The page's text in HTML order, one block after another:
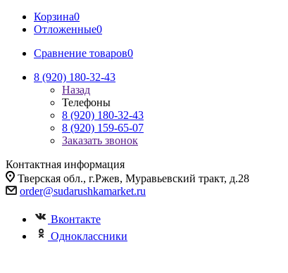
Корзина0
Отложенные0
Сравнение товаров0
8 (920) 180-32-43
Назад
Телефоны
8 (920) 180-32-43
8 (920) 159-65-07
Заказать звонок
Контактная информация
Тверская обл., г.Ржев, Муравьевский тракт, д.28
order@sudarushkamarket.ru
Вконтакте
Одноклассники